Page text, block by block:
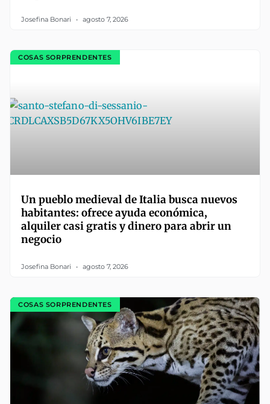
Josefina Bonari agosto 7, 2026
COSAS SORPRENDENTES
Un pueblo medieval de Italia busca nuevos
habitantes: ofrece ayuda económica,
alquiler casi gratis y dinero para abrir un
negocio
Josefina Bonari agosto 7, 2026
COSAS SORPRENDENTES